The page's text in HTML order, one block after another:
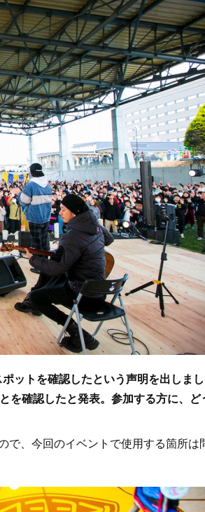
ットを確認したという声明を出しまし
を確認したと発表。参加する方に、ど
で、今回のイベントで使用する箇所は